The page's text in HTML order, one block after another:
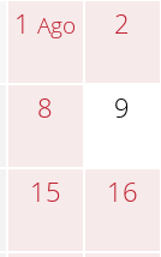
1Ago 2
8 9
15 16